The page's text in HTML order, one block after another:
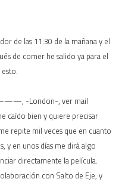
de las 11:30 de la mañana y el
de comer he salido ya para el
-London-, ver mail
caído bien y quiere precisar
repite mil veces que en cuanto
y en unos días me dirá algo
directamente la película.
con Salto de Eje, y